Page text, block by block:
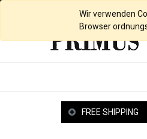
English (UK)Wir verwenden
Browser
FREE SHIPPING